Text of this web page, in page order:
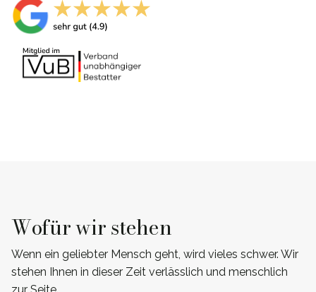
Wofür wir stehen
Wenn ein geliebter Mensch geht, wird vieles schwer. Wir
stehen Ihnen in dieser Zeit verlässlich und menschlich